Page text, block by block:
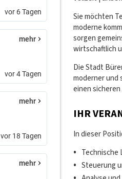
vor 6 Tagen
mehr
vor 4 Tagen
mehr
vor 18 Tagen
mehr